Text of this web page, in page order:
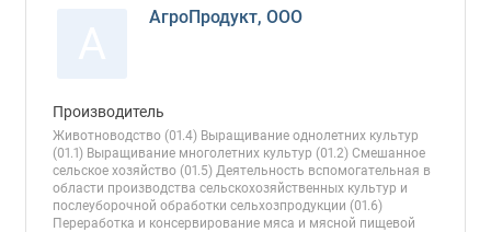
АгроПродукт, ООО
Производитель
Животноводство (01.4) Выращивание однолетних культур
(01.1) Выращивание многолетних культур (01.2) Смешанное
сельское хозяйство (01.5) Деятельность вспомогательная в
области производства сельскохозяйственных культур и
послеуборочной обработки сельхозпродукции (01.6)
Переработка и консервирование мяса и мясной пищевой